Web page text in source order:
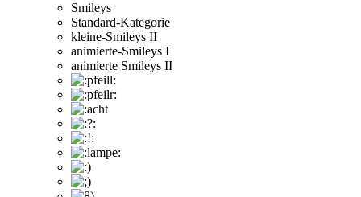
Smileys
Standard-Kategorie
kleine-Smileys II
animierte-Smileys I
animierte Smileys II